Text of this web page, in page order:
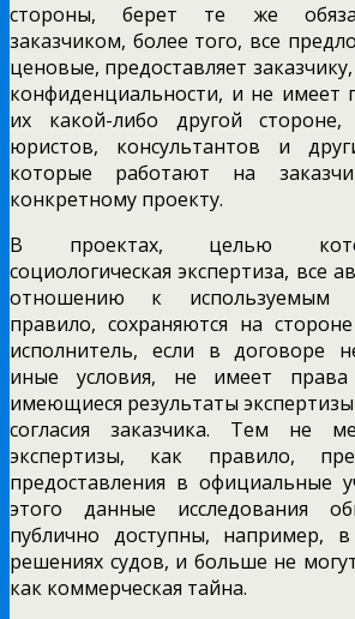
стороны, берет те же
заказчиком, более того, все
ценовые, предоставляет
конфиденциальности, и не имеет
их какой-либо другой
юристов, консультантов и
которые работают на
конкретному проекту.
В проектах, целью
социологическая экспертиза, все
отношению к используемым
правило, сохраняются на
исполнитель, если в договоре
иные условия, не имеет права
имеющиеся результаты
согласия заказчика. Тем не
экспертизы, как правило,
предоставления в официальные
этого данные исследования
публично доступны, например,
решениях судов, и больше не
как коммерческая тайна.